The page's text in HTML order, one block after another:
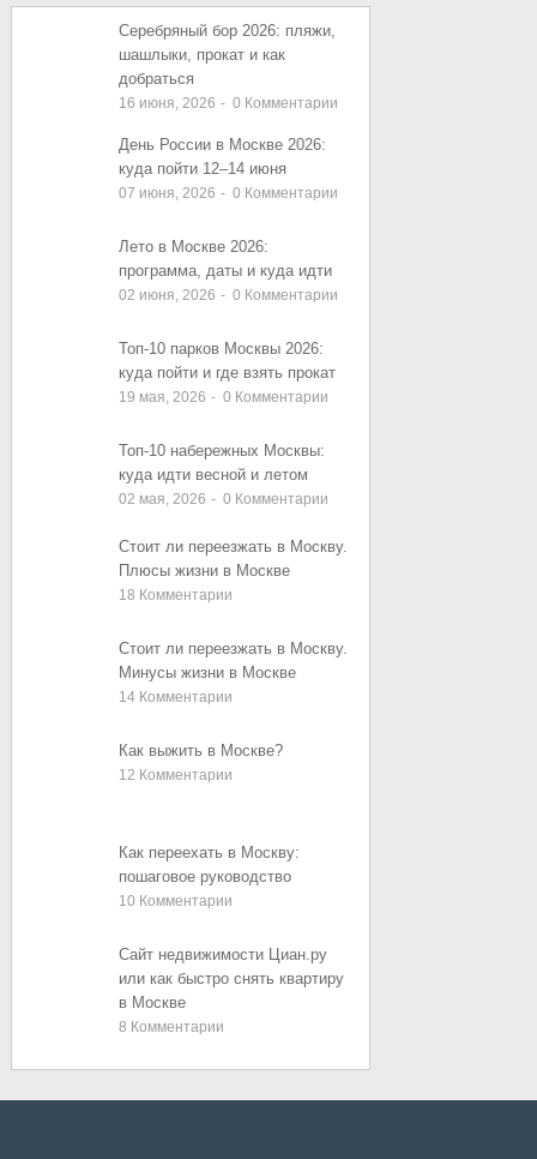
ЗАПИСИ ЗАПИСИ
Серебряный бор 2026: пляжи,
шашлыки, прокат и как
добраться
16 июня, 2026 - 0 Комментарии
День России в Москве 2026:
куда пойти 12–14 июня
07 июня, 2026 - 0 Комментарии
Лето в Москве 2026:
программа, даты и куда идти
02 июня, 2026 - 0 Комментарии
Топ-10 парков Москвы 2026:
куда пойти и где взять прокат
19 мая, 2026 - 0 Комментарии
Топ-10 набережных Москвы:
куда идти весной и летом
02 мая, 2026 - 0 Комментарии
Стоит ли переезжать в Москву.
Плюсы жизни в Москве
18 Комментарии
Стоит ли переезжать в Москву.
Минусы жизни в Москве
14Комментарии
Как выжить в Москве?
12 Комментарии
Как переехать в Москву:
пошаговое руководство
10 Комментарии
Сайт недвижимости Циан.ру
или как быстро снять квартиру
в Москве
8 Комментарии